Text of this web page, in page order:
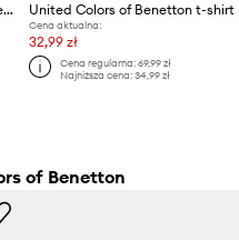
United Colors of Benetton t-shirt dziecięcy bawełniany
Cena aktualna:
32,99 zł
Cena regularna: 69,99 zł
Najniższa cena: 34,99 zł
of Benetton